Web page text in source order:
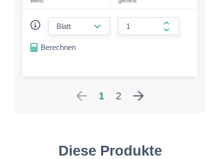
form.increase-
Berechnen
1 2
Diese Produkte